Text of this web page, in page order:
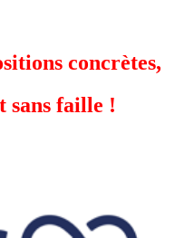
concrètes,
sans faille !